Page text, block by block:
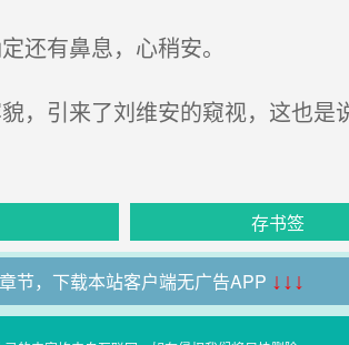
还有鼻息，心稍安。
引来了刘维安的窥视，这也是
存书签
节，下载本站客户端无广告APP ↓↓↓